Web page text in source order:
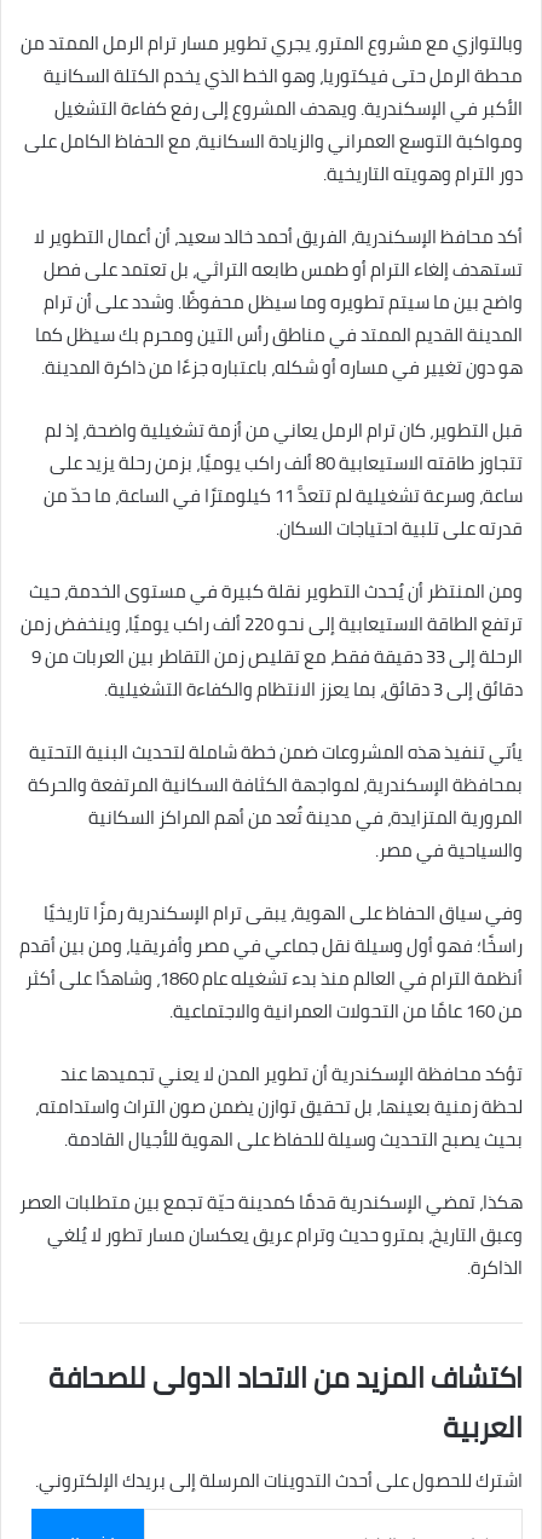
وبالتوازي مع مشروع المترو، يجري تطوير مسار ترام الرمل الممتد من
محطة الرمل حتى فيكتوريا، وهو الخط الذي يخدم الكتلة السكانية
الأكبر في الإسكندرية. ويهدف المشروع إلى رفع كفاءة التشغيل
ومواكبة التوسع العمراني والزيادة السكانية، مع الحفاظ الكامل على
دور الترام وهويته التاريخية.
أكد محافظ الإسكندرية، الفريق أحمد خالد سعيد، أن أعمال التطوير لا
تستهدف إلغاء الترام أو طمس طابعه التراثي، بل تعتمد على فصل
واضح بين ما سيتم تطويره وما سيظل محفوظًا. وشدد على أن ترام
المدينة القديم الممتد في مناطق رأس التين ومحرم بك سيظل كما
هو دون تغيير في مساره أو شكله، باعتباره جزءًا من ذاكرة المدينة.
قبل التطوير، كان ترام الرمل يعاني من أزمة تشغيلية واضحة، إذ لم
تتجاوز طاقته الاستيعابية 80 ألف راكب يوميًا، بزمن رحلة يزيد على
ساعة، وسرعة تشغيلية لم تتعدَّ 11 كيلومترًا في الساعة، ما حدّ من
قدرته على تلبية احتياجات السكان.
ومن المنتظر أن يُحدث التطوير نقلة كبيرة في مستوى الخدمة، حيث
ترتفع الطاقة الاستيعابية إلى نحو 220 ألف راكب يوميًا، وينخفض زمن
الرحلة إلى 33 دقيقة فقط، مع تقليص زمن التقاطر بين العربات من 9
دقائق إلى 3 دقائق، بما يعزز الانتظام والكفاءة التشغيلية.
يأتي تنفيذ هذه المشروعات ضمن خطة شاملة لتحديث البنية التحتية
بمحافظة الإسكندرية، لمواجهة الكثافة السكانية المرتفعة والحركة
المرورية المتزايدة، في مدينة تُعد من أهم المراكز السكانية
والسياحية في مصر.
وفي سياق الحفاظ على الهوية، يبقى ترام الإسكندرية رمزًا تاريخيًا
راسخًا؛ فهو أول وسيلة نقل جماعي في مصر وأفريقيا، ومن بين أقدم
أنظمة الترام في العالم منذ بدء تشغيله عام 1860، وشاهدًا على أكثر
من 160 عامًا من التحولات العمرانية والاجتماعية.
تؤكد محافظة الإسكندرية أن تطوير المدن لا يعني تجميدها عند
لحظة زمنية بعينها، بل تحقيق توازن يضمن صون التراث واستدامته،
بحيث يصبح التحديث وسيلة للحفاظ على الهوية للأجيال القادمة.
هكذا، تمضي الإسكندرية قدمًا كمدينة حيّة تجمع بين متطلبات العصر
وعبق التاريخ، بمترو حديث وترام عريق يعكسان مسار تطور لا يُلغي
الذاكرة.
اكتشاف المزيد من الاتحاد الدولى للصحافة
العربية
اشترك للحصول على أحدث التدوينات المرسلة إلى بريدك الإلكتروني.